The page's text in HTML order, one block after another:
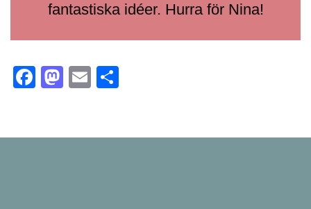
fantastiska idéer. Hurra för Nina!
Facebook
Mastodon
Email